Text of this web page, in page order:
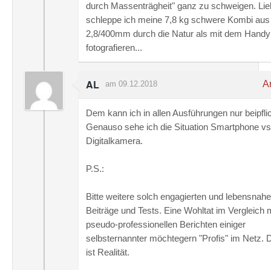
durch Massenträgheit" ganz zu schweigen.
schleppe ich meine 7,8 kg schwere Kombi
2,8/400mm durch die Natur als mit dem
fotografieren...
AL am 09.12.2018
Dem kann ich in allen Ausführungen nur
Genauso sehe ich die Situation Smartphone
Digitalkamera.
P.S.:
Bitte weitere solch engagierten und
Beiträge und Tests. Eine Wohltat im Vergleich
pseudo-professionellen Berichten einiger
selbsternannter möchtegern "Profis" im Netz.
ist Realität.